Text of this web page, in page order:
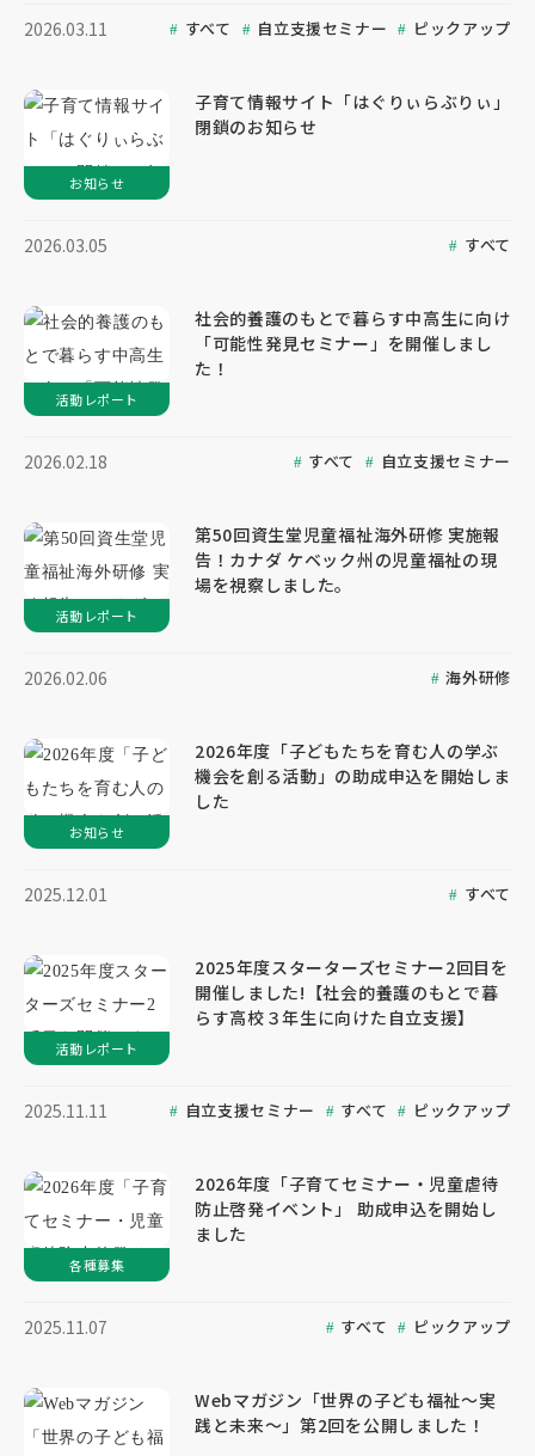
2026.03.11 すべて 自立支援セミナー ピックアップ
子育て情報サイト「はぐりぃらぶりぃ」
閉鎖のお知らせ
2026.03.05 すべて
お知らせ
社会的養護のもとで暮らす中高生に向け
「可能性発見セミナー」を開催しまし
た！
2026.02.18 すべて 自立支援セミナー
活動レポート
第50回資生堂児童福祉海外研修 実施報
告！カナダ ケベック州の児童福祉の現
場を視察しました。
2026.02.06 海外研修
活動レポート
2026年度「子どもたちを育む人の学ぶ
機会を創る活動」の助成申込を開始しま
した
2025.12.01 すべて
お知らせ
2025年度スターターズセミナー2回目を
開催しました!【社会的養護のもとで暮
らす高校３年生に向けた自立支援】
2025.11.11 自立支援セミナー すべて ピックアップ
活動レポート
2026年度「子育てセミナー・児童虐待
防止啓発イベント」 助成申込を開始し
ました
2025.11.07 すべて ピックアップ
各種募集
Webマガジン「世界の子ども福祉～実
践と未来～」第2回を公開しました！